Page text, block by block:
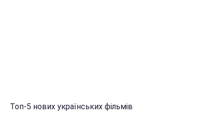
Топ-5 нових українських фільмів